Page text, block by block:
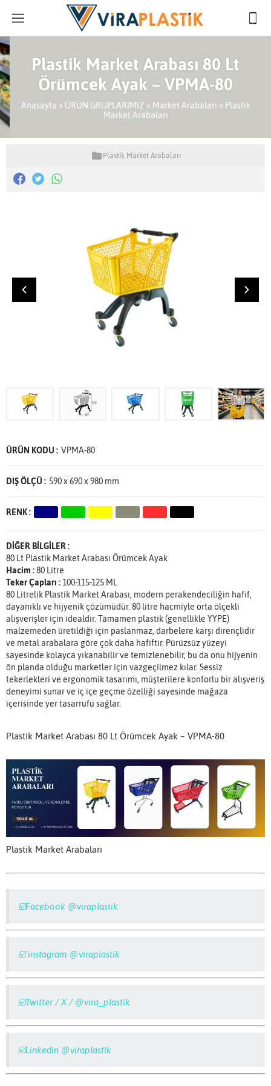
Plastik Market Arabası 80 Lt
Örümcek Ayak – VPMA-80
Anasayfa » ÜRÜN GRUPLARIMIZ » Market Arabaları » Plastik
Market Arabaları
Plastik Market Arabaları
ÜRÜN KODU : VPMA-80
DIŞ ÖLÇÜ : 590 x 690 x 980 mm
RENK :
DİĞER BİLGİLER :
80 Lt Plastik Market Arabası Örümcek Ayak
Hacim :80 Litre
Teker Çapları :100-115-125 ML
80 Litrelik Plastik Market Arabası, modern perakendeciliğin hafif,
dayanıklı ve hijyenik çözümüdür. 80 litre hacmiyle orta ölçekli
alışverişler için idealdir. Tamamen plastik (genellikle YYPE)
malzemeden üretildiği için paslanmaz, darbelere karşı dirençlidir
ve metal arabalara göre çok daha hafiftir. Pürüzsüz yüzeyi
sayesinde kolayca yıkanabilir ve temizlenebilir, bu da onu hijyenin
ön planda olduğu marketler için vazgeçilmez kılar. Sessiz
tekerlekleri ve ergonomik tasarımı, müşterilere konforlu bir alışveriş
deneyimi sunar ve iç içe geçme özelliği sayesinde mağaza
içerisinde yer tasarrufu sağlar.
Plastik Market Arabası 80 Lt Örümcek Ayak – VPMA-80
Plastik Market Arabaları
☑️Facebook @viraplastik
☑️ instagram @viraplastik
☑️Twitter / X / @vira_plastik
☑️Linkedin @viraplastik